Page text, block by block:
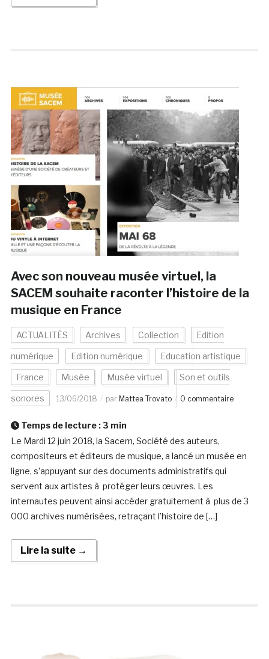
Avec son nouveau musée virtuel, la
SACEM souhaite raconter l’histoire de la
musique en France
ACTUALITÉS Archives Collection Edition
numérique Edition numérique Education artistique
France Musée Musée virtuel Son et outils
sonores 13/06/2018 par Mattea Trovato 0 commentaire
Temps de lecture : 3 min
Le Mardi 12 juin 2018, la Sacem, Société des auteurs,
compositeurs et éditeurs de musique, a lancé un musée en
ligne, s’appuyant sur des documents administratifs qui
servent aux artistes à protéger leurs œuvres. Les
internautes peuvent ainsi accéder gratuitement à plus de 3
000 archives numérisées, retraçant l’histoire de […]
Lire la suite →